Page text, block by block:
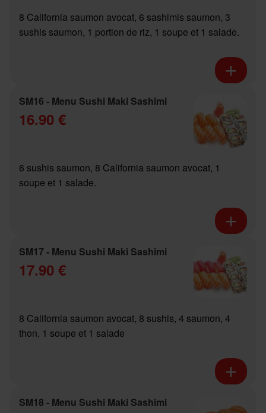
8 California saumon avocat, 6 sashimis saumon, 3
sushis saumon, 1 portion de riz, 1 soupe et 1 salade.
SM16 - Menu Sushi Maki Sashimi
16.90 €
6 sushis saumon, 8 California saumon avocat, 1
soupe et 1 salade.
SM17 - Menu Sushi Maki Sashimi
17.90 €
8 California saumon avocat, 8 sushis, 4 saumon, 4
thon, 1 soupe et 1 salade
SM18 - Menu Sushi Maki Sashimi